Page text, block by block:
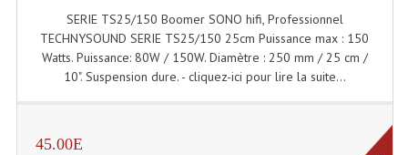
Dispatches
Filtres Et Divers
SERIE TS25/150 Boomer SONO hifi, Professionnel
TECHNYSOUND SERIE TS25/150 25cm Puissance max : 150
Watts. Puissance: 80W / 150W. Diamètre : 250 mm / 25 cm /
10". Suspension dure. - cliquez-ici pour lire la suite...
45.00E